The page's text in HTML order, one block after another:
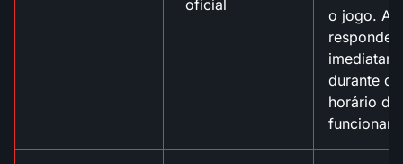
oficial
o jogo. A
responde
durante o
horário de